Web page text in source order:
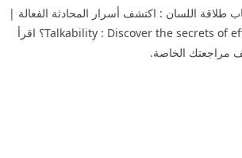
طلاقة اللسان : اكتشف أسرار المحادثة الفعالة |
Talkability : Discover the secrets of effective conversation‎؟ اقرأ
مراجعتك الخاصة.